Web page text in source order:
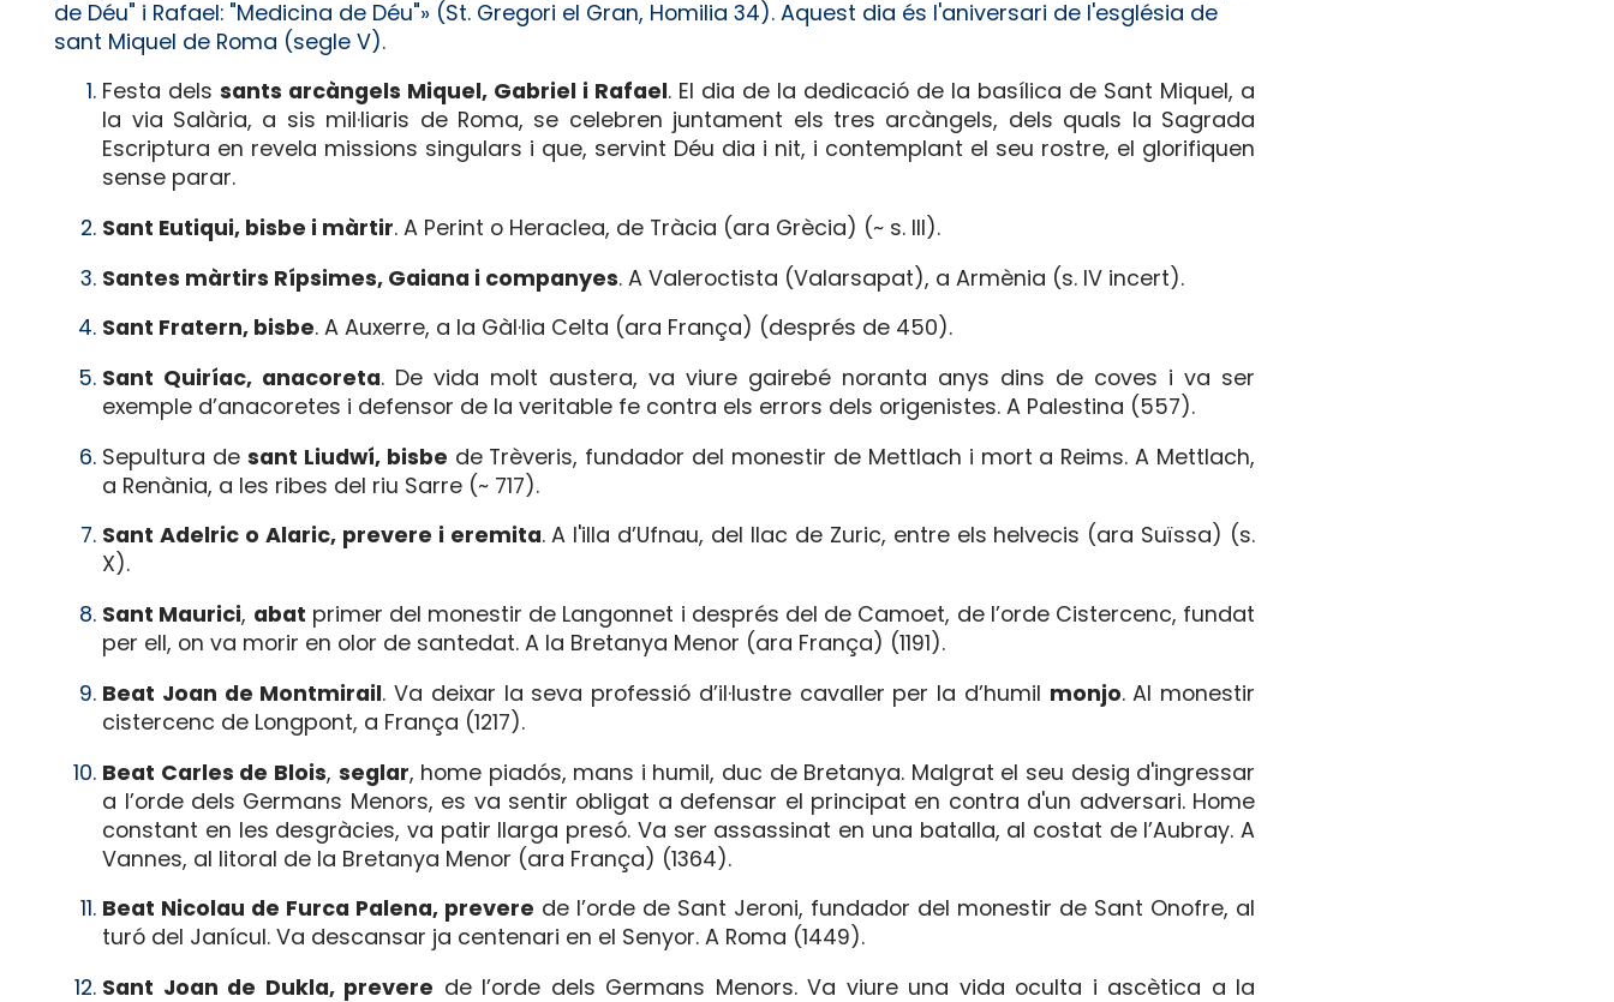
de Déu" i Rafael: "Medicina de Déu"» (St. Gregori el Gran, Homilia 34). Aquest dia és l'aniversari de l'església de
sant Miquel de Roma (segle V).
Festa delssants arcàngels Miquel, Gabriel i Rafael. El dia de la dedicació de la basílica de Sant Miquel, a
la via Salària, a sis mil·liaris de Roma, se celebren juntament els tres arcàngels, dels quals la Sagrada
Escriptura en revela missions singulars i que, servint Déu dia i nit, i contemplant el seu rostre, el glorifiquen
sense parar.
Sant Eutiqui, bisbe i màrtir. A Perint o Heraclea, de Tràcia (ara Grècia) (~ s. III).
Santes màrtirs Rípsimes, Gaiana i companyes. A Valeroctista (Valarsapat), a Armènia (s. IV incert).
Sant Fratern, bisbe. A Auxerre, a la Gàl·lia Celta (ara França) (després de 450).
Sant Quiríac, anacoreta. De vida molt austera, va viure gairebé noranta anys dins de coves i va ser
exemple d’anacoretes i defensor de la veritable fe contra els errors dels origenistes. A Palestina (557).
Sepultura de sant Liudwí, bisbe de Trèveris, fundador del monestir de Mettlach i mort a Reims. A Mettlach,
a Renània, a les ribes del riu Sarre (~ 717).
Sant Adelric o Alaric, prevere i eremita. A l'illa d’Ufnau, del llac de Zuric, entre els helvecis (ara Suïssa) (s.
X).
Sant Maurici, abat primer del monestir de Langonnet i després del de Camoet, de l’orde Cistercenc, fundat
per ell, on va morir en olor de santedat. A la Bretanya Menor (ara França) (1191).
Beat Joan de Montmirail. Va deixar la seva professió d’il·lustre cavaller per la d’humil monjo. Al monestir
cistercenc de Longpont, a França (1217).
Beat Carles de Blois, seglar, home piadós, mans i humil, duc de Bretanya. Malgrat el seu desig d'ingressar
a l’orde dels Germans Menors, es va sentir obligat a defensar el principat en contra d'un adversari. Home
constant en les desgràcies, va patir llarga presó. Va ser assassinat en una batalla, al costat de l’Aubray. A
Vannes, al litoral de la Bretanya Menor (ara França) (1364).
Beat Nicolau de Furca Palena, prevere de l’orde de Sant Jeroni, fundador del monestir de Sant Onofre, al
turó del Janícul. Va descansar ja centenari en el Senyor. A Roma (1449).
Sant Joan de Dukla, prevere de l’orde dels Germans Menors. Va viure una vida oculta i ascètica a la